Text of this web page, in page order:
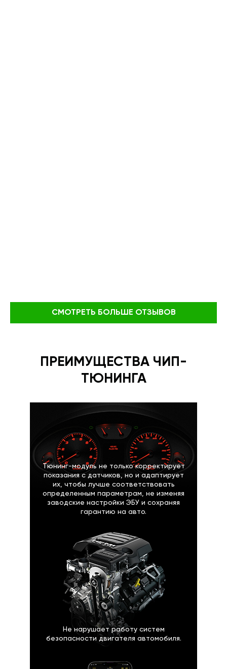
СМОТРЕТЬ БОЛЬШЕ ОТЗЫВОВ
ПРЕИМУЩЕСТВА ЧИП-
ТЮНИНГА
Тюнинг-модуль не только корректирует
показания с датчиков, но и адаптирует
их, чтобы лучше соответствовать
определенным параметрам, не изменяя
заводские настройки ЭБУ и сохраняя
гарантию на авто.
Не нарушает работу систем
безопасности двигателя автомобиля.